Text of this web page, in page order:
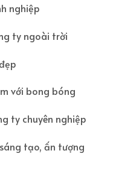
nghiệp
ty ngoài trời
với bong bóng
ty chuyên nghiệp
tạo, ấn tượng